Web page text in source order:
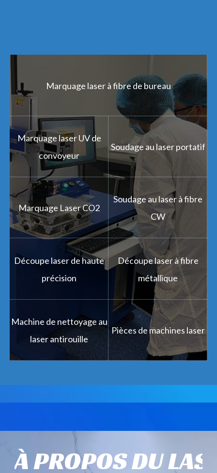
Marquage laser à fibre de bureau
Marquage laser UV de
convoyeur
Soudage au laser portatif
Marquage Laser CO2
Soudage au laser à fibre
CW
Découpe laser de haute
précision
Découpe laser à fibre
métallique
Machine de nettoyage au
laser antirouille
Pièces de machines laser
À PROPOS DU